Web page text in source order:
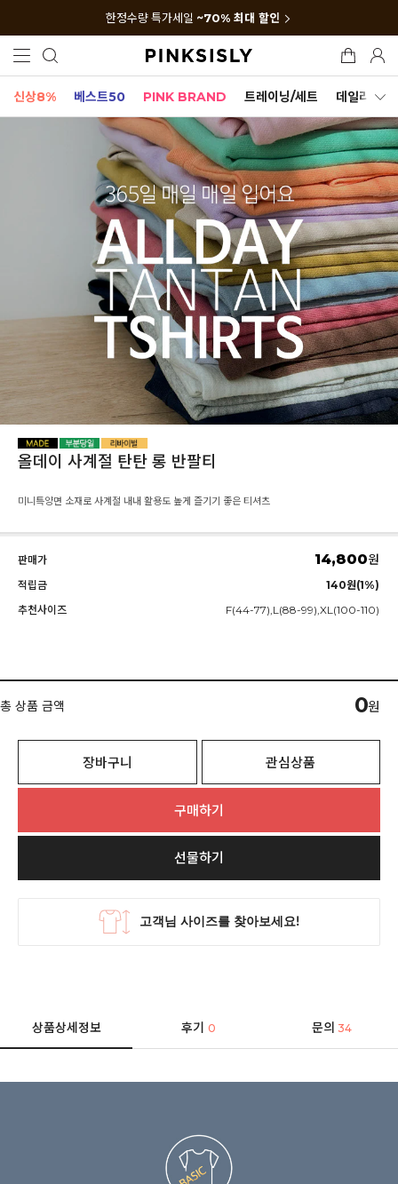
한정수량 특가세일 ~70% 최대 할인
신상8% 베스트50 PINK BRAND 트레이닝/세트 데일리세트
올데이 사계절 탄탄 롱 반팔티
미니특양면 소재로 사계절 내내 활용도 높게 즐기기 좋은 티셔츠
판매가 14,800원
적립금
140원(1%)
추천사이즈
F(44-77),L(88-99),XL(100-110)
총 상품 금액 0원
장바구니 관심상품
구매하기
선물하기
상품상세정보 후기0 문의 34